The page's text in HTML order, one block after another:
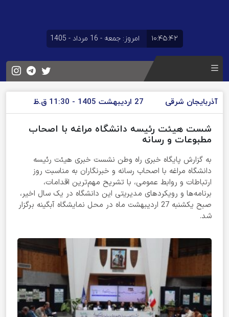
۱۰:۴۵:۴۳ امروز: جمعه - 16 مرداد - 1405
آذربایجان شرقی 27 اردیبهشت 1405 - 11:30 ق.ظ
شست هیئت رئیسه دانشگاه مراغه با اصحاب
مطبوعات و رسانه
به گزارش پایگاه خبری راه وطن نشست خبری هیئت رئیسه
دانشگاه مراغه با اصحاب رسانه و خبرنگاران به مناسبت روز
ارتباطات و روابط عمومی، با تشریح مهم‌ترین اقدامات،
برنامه‌ها و رویکردهای مدیریتی این دانشگاه در یک سال اخیر،
صبح یکشنبه 27 اردیبهشت ماه در محل نمایشگاه آبگینه برگزار
شد.